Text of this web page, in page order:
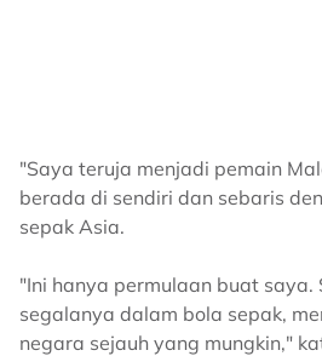
"Saya teruja menjadi pemain
berada di sendiri dan sebaris
sepak Asia.
"Ini hanya permulaan buat saya.
segalanya dalam bola sepak,
negara sejauh yang mungkin,"